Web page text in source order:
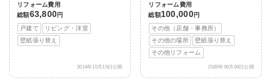
リフォーム費用
総額63,800円
戸建て
リビング・洋室
壁紙張り替え
2014年10月15日公開
リフォーム費用
総額100,000円
その他（店舗・事務所）
その他の場所
壁紙張り替え
その他リフォーム
2020年06月04日公開